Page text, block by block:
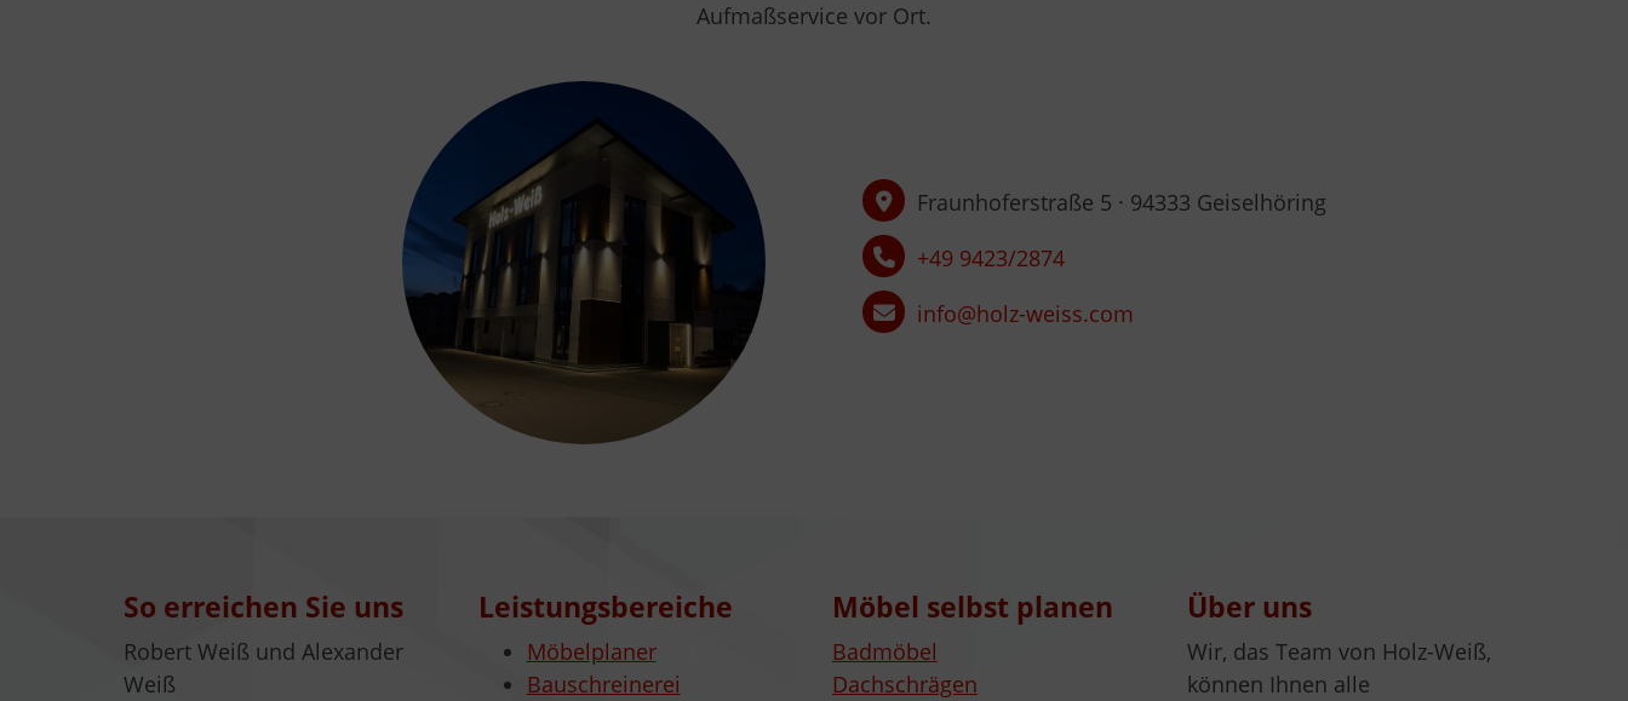
Aufmaßservice vor Ort.
Fraunhoferstraße 5 · 94333 Geiselhöring
+49 9423/2874
info@holz-weiss.com
So erreichen Sie uns
Robert Weiß und Alexander
Weiß
Leistungsbereiche
Möbelplaner
Bauschreinerei
Möbel selbst planen
Badmöbel
Dachschrägen
Über uns
Wir, das Team von Holz-Weiß,
können Ihnen alle